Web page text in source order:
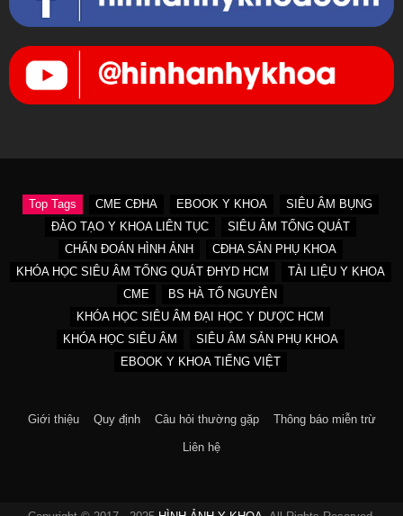
Top Tags CME CĐHA EBOOK Y KHOA
SIÊU ÂM BỤNG
ĐÀO TẠO Y KHOA LIÊN TỤC
SIÊU ÂM TỔNG QUÁT
CHẨN ĐOÁN HÌNH ẢNH
CĐHA SẢN PHỤ KHOA
KHÓA HỌC SIÊU ÂM TỔNG QUÁT ĐHYD HCM
TÀI LIỆU Y KHOA
CME
BS HÀ TỐ NGUYÊN
KHÓA HỌC SIÊU ÂM ĐẠI HỌC Y DƯỢC HCM
KHÓA HỌC SIÊU ÂM
SIÊU ÂM SẢN PHỤ KHOA
EBOOK Y KHOA TIẾNG VIỆT
Giới thiệu Quy định Câu hỏi thường gặp Thông báo miễn trừ
Liên hệ